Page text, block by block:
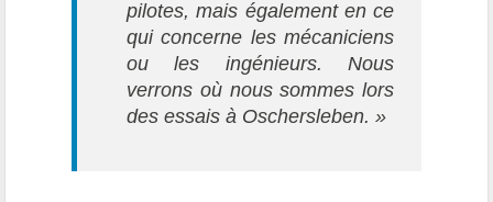
pilotes, mais également en ce
qui concerne les mécaniciens
ou les ingénieurs. Nous
verrons où nous sommes lors
des essais à Oschersleben. »